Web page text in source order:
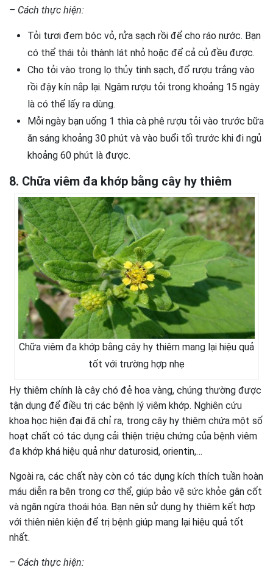
– Cách thực hiện:
Tỏi tươi đem bóc vỏ, rửa sạch rồi để cho ráo nước. Bạn
có thể thái tỏi thành lát nhỏ hoặc để cả củ đều được.
Cho tỏi vào trong lọ thủy tinh sạch, đổ rượu trắng vào
rồi đậy kín nắp lại. Ngâm rượu tỏi trong khoảng 15 ngày
là có thể lấy ra dùng.
Mỗi ngày bạn uống 1 thìa cà phê rượu tỏi vào trước bữa
ăn sáng khoảng 30 phút và vào buổi tối trước khi đi ngủ
khoảng 60 phút là được.
8. Chữa viêm đa khớp bằng cây hy thiêm
Chữa viêm đa khớp bằng cây hy thiêm mang lại hiệu quả
tốt với trường hợp nhẹ
Hy thiêm chính là cây chó đẻ hoa vàng, chúng thường được
tận dụng để điều trị các bệnh lý viêm khớp. Nghiên cứu
khoa học hiện đại đã chỉ ra, trong cây hy thiêm chứa một số
hoạt chất có tác dụng cải thiện triệu chứng của bệnh viêm
đa khớp khá hiệu quả như daturosid, orientin,…
Ngoài ra, các chất này còn có tác dụng kích thích tuần hoàn
máu diễn ra bên trong cơ thể, giúp bảo vệ sức khỏe gân cốt
và ngăn ngừa thoái hóa. Bạn nên sử dụng hy thiêm kết hợp
với thiên niên kiện để trị bệnh giúp mang lại hiệu quả tốt
nhất.
– Cách thực hiện: